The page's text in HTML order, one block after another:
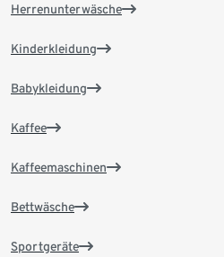
Herrenunterwäsche
Kinderkleidung
Babykleidung
Kaffee
Kaffeemaschinen
Bettwäsche
Sportgeräte